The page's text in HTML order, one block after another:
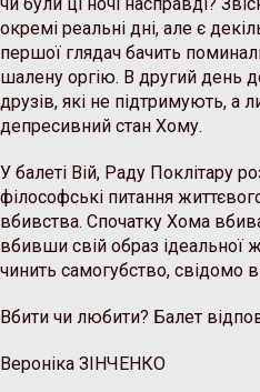
чи були ці ночі насправді?
окремі реальні дні, але є
першої глядач бачить
шалену оргію. В другий день
друзів, які не підтримують, а
депресивний стан Хому.
У балеті Вій, Раду Поклітару
філософські питання
вбивства. Спочатку Хома
вбивши свій образ ідеальної
чинить самогубство, свідомо
Вбити чи любити? Балет
Вероніка ЗІНЧЕНКО